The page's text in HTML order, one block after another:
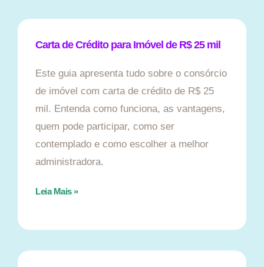
Carta de Crédito para Imóvel de R$ 25 mil
Este guia apresenta tudo sobre o consórcio
de imóvel com carta de crédito de R$ 25
mil. Entenda como funciona, as vantagens,
quem pode participar, como ser
contemplado e como escolher a melhor
administradora.
Leia Mais »